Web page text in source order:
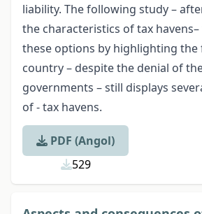
liability. The following study –
the characteristics of tax
these options by highlighting
country – despite the denial of
governments – still displays
of - tax havens.
PDF (Angol)
529